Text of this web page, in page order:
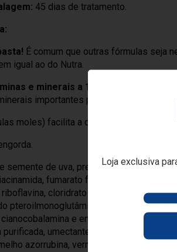
45 dias de tratamento.
É comum que outras fórmulas seja
igual ao do Nutra.
e minerais a 100% da ingestão
importantes para a saúde dos
moles) facilita a digestão.
semente de uva, premix de vitaminas e
fumarato ferroso, acetato de
cloridrato de piridoxina, nitrato
pteroilmonoglutâmico, picolinato de
e emulsificante lecitina
purificada, umectante glicerina, glaceante
azorrubina, vermelho bordeaux,
Loja exclusiva